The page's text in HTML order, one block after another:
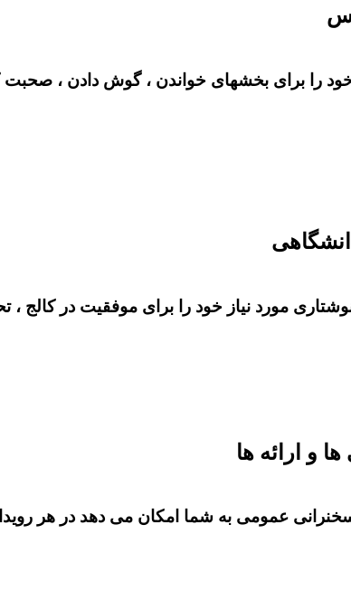
را برای بخشهای خواندن ، گوش دادن ، صحبت
مورد نیاز خود را برای موفقیت در کالج
و ارائه ها
عمومی به شما امکان می دهد در هر